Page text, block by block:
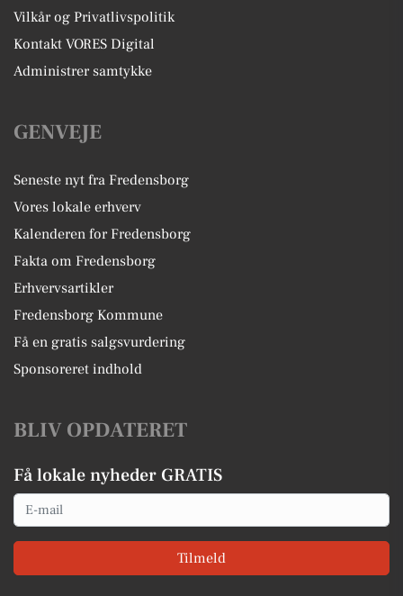
Vilkår og Privatlivspolitik
Kontakt VORES Digital
Administrer samtykke
GENVEJE
Seneste nyt fra Fredensborg
Vores lokale erhverv
Kalenderen for Fredensborg
Fakta om Fredensborg
Erhvervsartikler
Fredensborg Kommune
Få en gratis salgsvurdering
Sponsoreret indhold
BLIV OPDATERET
Få lokale nyheder GRATIS
Email
Tilmeld